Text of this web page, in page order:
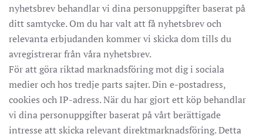
nyhetsbrev behandlar vi dina personuppgifter baserat på
ditt samtycke. Om du har valt att få nyhetsbrev och
relevanta erbjudanden kommer vi skicka dom tills du
avregistrerar från våra nyhetsbrev.
För att göra riktad marknadsföring mot dig i sociala
medier och hos tredje parts sajter. Din e-postadress,
cookies och IP-adress. När du har gjort ett köp behandlar
vi dina personuppgifter baserat på vårt berättigade
intresse att skicka relevant direktmarknadsföring. Detta